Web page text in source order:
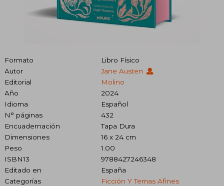
Formato
Libro Físico
Autor
Jane Austen
Editorial
Molino
Año
2024
Idioma
Español
N° páginas
432
Encuadernación
Tapa Dura
Dimensiones
16 x 24 cm
Peso
1.00
ISBN13
9788427246348
Editado en
España
Categorías
Ficción Y Temas Afines